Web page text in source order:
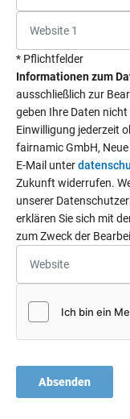
* Pflichtfelder
Informationen zum
ausschließlich zur
geben Ihre Daten
Einwilligung jederzeit
fairnamic GmbH,
E-Mail unter
Zukunft widerrufen.
unserer
erklären Sie sich mit
zum Zweck der
Absenden